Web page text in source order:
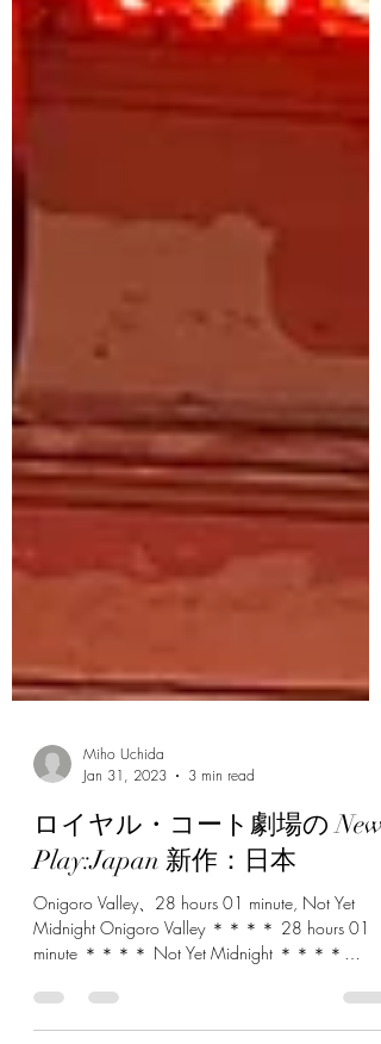
Miho Uchida
Jan 31, 2023
3 min read
ロイヤル・コート劇場の New
Play:Japan 新作：日本
Onigoro Valley、28 hours 01 minute, Not Yet
Midnight Onigoro Valley ＊＊＊＊ 28 hours 01